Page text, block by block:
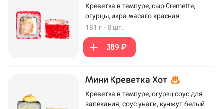
Креветка в темпуре, сыр Cremette,
огурцы, икра масаго красная
181 г · 8 шт.
389 ₽
Мини Креветка Хот
Креветка в темпуре, огурец соус для
запекания, соус унаги, кунжут белый